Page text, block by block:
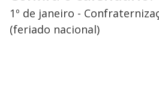
1º de janeiro -
(feriado nacional)